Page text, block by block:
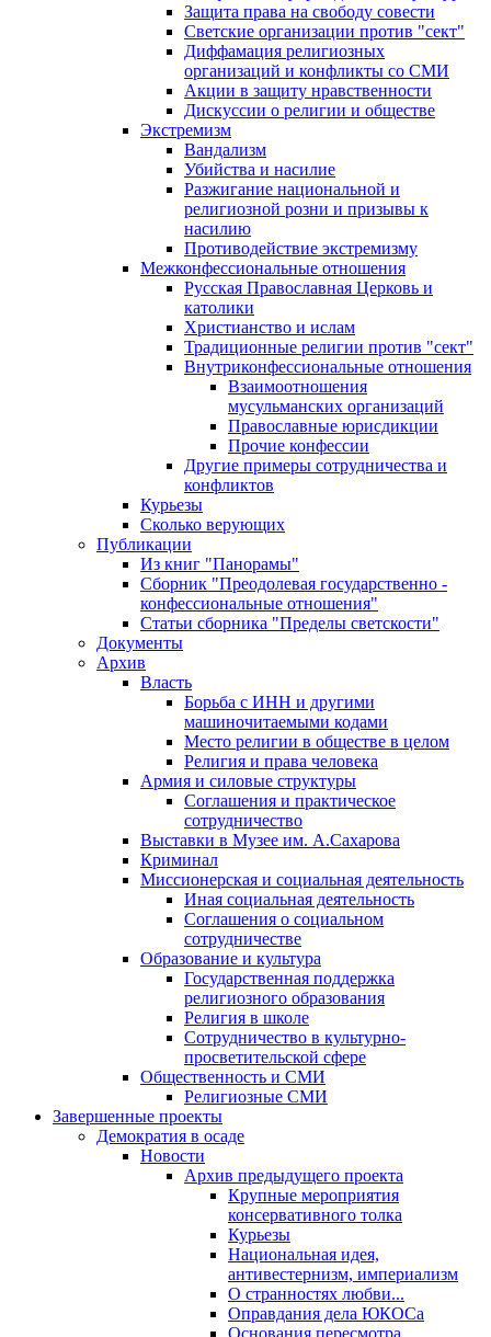
Защита права на свободу совести
Светские организации против "сект"
Диффамация религиозных
организаций и конфликты со СМИ
Акции в защиту нравственности
Дискуссии о религии и обществе
Экстремизм
Вандализм
Убийства и насилие
Разжигание национальной и
религиозной розни и призывы к
насилию
Противодействие экстремизму
Межконфессиональные отношения
Русская Православная Церковь и
католики
Христианство и ислам
Традиционные религии против "сект"
Внутриконфессиональные отношения
Взаимоотношения
мусульманских организаций
Православные юрисдикции
Прочие конфессии
Другие примеры сотрудничества и
конфликтов
Курьезы
Сколько верующих
Публикации
Из книг "Панорамы"
Сборник "Преодолевая государственно -
конфессиональные отношения"
Статьи сборника "Пределы светскости"
Документы
Архив
Власть
Борьба с ИНН и другими
машиночитаемыми кодами
Место религии в обществе в целом
Религия и права человека
Армия и силовые структуры
Соглашения и практическое
сотрудничество
Выставки в Музее им. А.Сахарова
Криминал
Миссионерская и социальная деятельность
Иная социальная деятельность
Соглашения о социальном
сотрудничестве
Образование и культура
Государственная поддержка
религиозного образования
Религия в школе
Сотрудничество в культурно-
просветительской сфере
Общественность и СМИ
Религиозные СМИ
Завершенные проекты
Демократия в осаде
Новости
Архив предыдущего проекта
Крупные мероприятия
консервативного толка
Курьезы
Национальная идея,
антивестернизм, империализм
О странностях любви...
Оправдания дела ЮКОСа
Основания пересмотра